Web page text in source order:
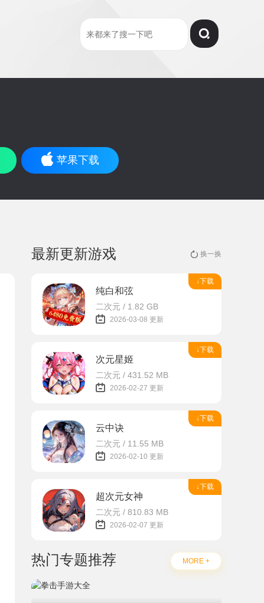
苹果下载
最新更新游戏 换一换
↓下载
纯白和弦
二次元 / 1.82 GB
2026-03-08 更新
↓下载
次元星姬
二次元 / 431.52 MB
2026-02-27 更新
↓下载
云中诀
二次元 / 11.55 MB
2026-02-10 更新
↓下载
超次元女神
二次元 / 810.83 MB
2026-02-07 更新
热门专题推荐 MORE +